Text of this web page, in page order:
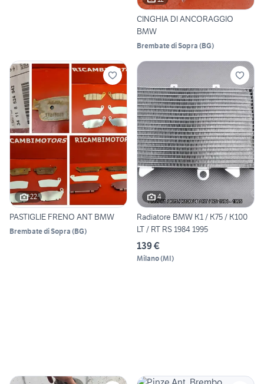
CINGHIA DI ANCORAGGIO
BMW
Brembate di Sopra (BG)
22
PASTIGLIE FRENO ANT BMW
Brembate di Sopra (BG)
4
Radiatore BMW K1 / K75 / K100
LT / RT RS 1984 1995
139 €
Milano(MI)